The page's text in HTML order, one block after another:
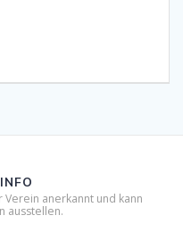
Verein anerkannt und kann
ausstellen.